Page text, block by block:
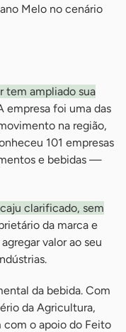
Melo no cenário
tem ampliado sua
empresa foi uma das
na região,
101 empresas
e bebidas —
clarificado, sem
da marca e
valor ao seu
da bebida. Com
da Agricultura,
o apoio do Feito